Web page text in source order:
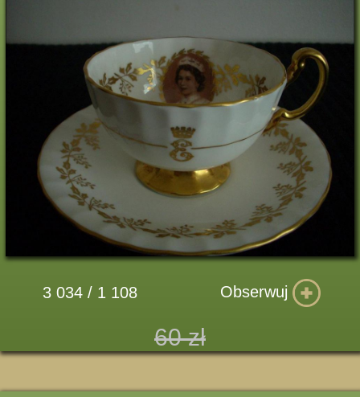
3 034 / 1 108 Obserwuj
60 zł